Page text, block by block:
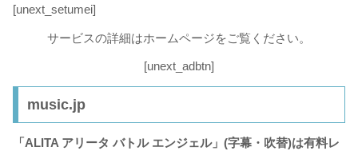
[unext_setumei]
サービスの詳細はホームページをご覧ください。
[unext_adbtn]
music.jp
「ALITA アリータ バトル エンジェル」(字幕・吹替)は有料レ